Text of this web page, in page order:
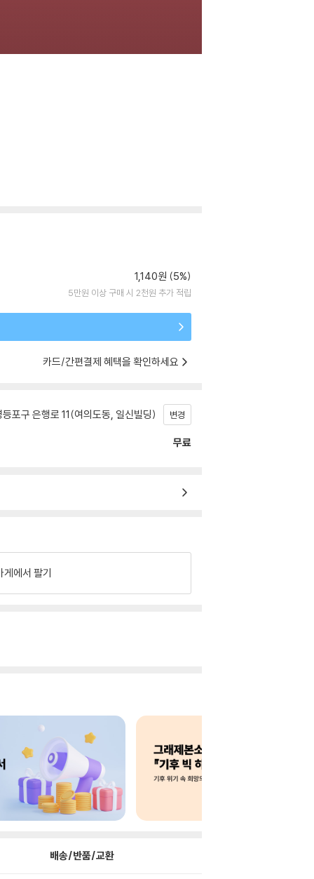
1,140원 (5%)
5만원 이상 구매 시 2천원 추가 적립
카드/간편결제 혜택을 확인하세요
포구 은행로 11(여의도동, 일신빌딩) 변경
무료
게에서 팔기
배송/반품/교환